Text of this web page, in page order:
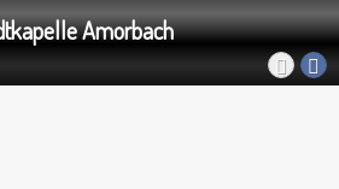
Amorbach